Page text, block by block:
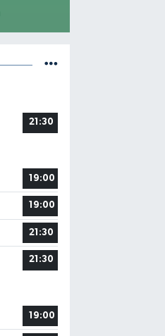
21:30
19:00
19:00
21:30
21:30
19:00